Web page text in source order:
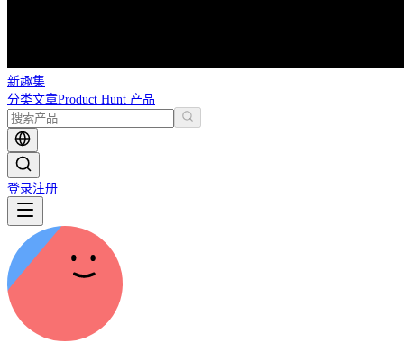
新趣集
分类文章Product Hunt 产品
登录注册